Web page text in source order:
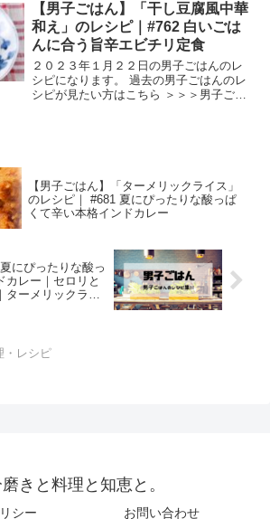
「旬の春食材で満腹SP」です！ では、
早速作り方です。 春...
【男子ごはん】「干し豆腐風中華
和え」のレシピ｜#762 白いごは
んに合う旨辛エビチリ定食
２０２３年１月２２日の男子ごはんのレ
シピになります。 過去の男子ごはんのレ
シピが見たい方はこちら ＞＞＞男子ごは
【男子ごはん】「ターメリックライス」
のレシピ｜ #681 夏にぴったりな酸っぱ
くて辛い本格インドカレー
にぴったりな酸っ
カレー｜セロリと
ターメリックライ
・レシピ
きと料理と知恵と。
シー お問い合わせ